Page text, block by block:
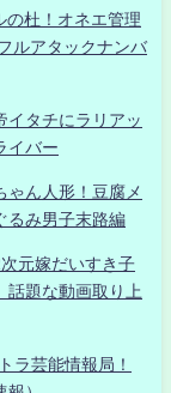
の杜！オネエ管理
ルアタックナンバ
イタチにラリアッ
イバー
ん人形！豆腐メ
るみ男子末路編
元嫁だいすき子
話題な動画取り上
ラ芸能情報局！